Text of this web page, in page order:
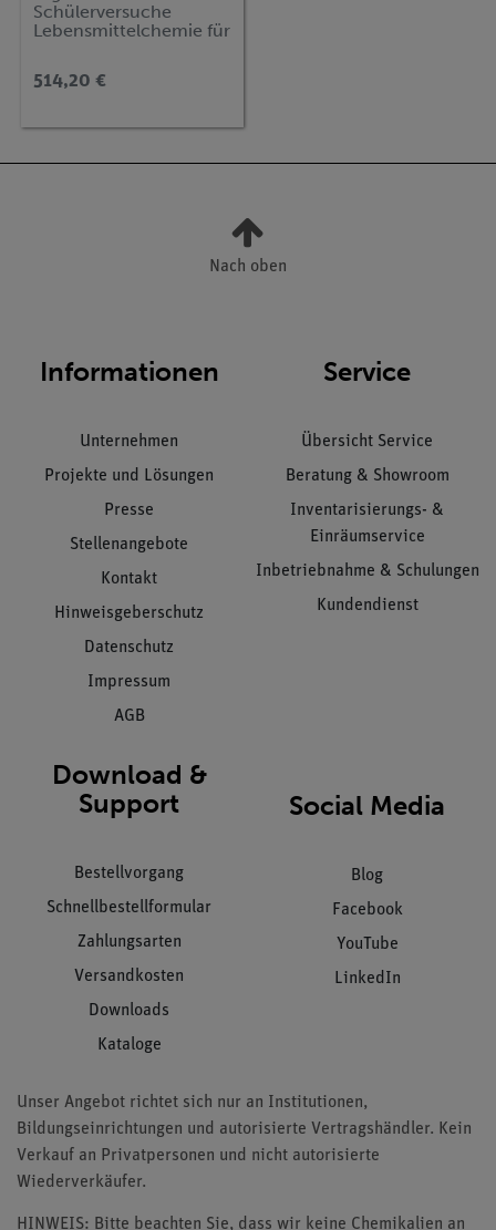
Schülerversuche
Lebensmittelchemie für
514,20 €
Nach oben
Informationen
Unternehmen
Projekte und Lösungen
Presse
Stellenangebote
Kontakt
Hinweisgeberschutz
Datenschutz
Impressum
AGB
Service
Übersicht Service
Beratung & Showroom
Inventarisierungs- &
Einräumservice
Inbetriebnahme & Schulungen
Kundendienst
Download &
Support
Bestellvorgang
Schnellbestellformular
Zahlungsarten
Versandkosten
Downloads
Kataloge
Social Media
Blog
Facebook
YouTube
LinkedIn
Unser Angebot richtet sich nur an Institutionen,
Bildungseinrichtungen und autorisierte Vertragshändler. Kein
Verkauf an Privatpersonen und nicht autorisierte
Wiederverkäufer.
HINWEIS: Bitte beachten Sie, dass wir keine Chemikalien an